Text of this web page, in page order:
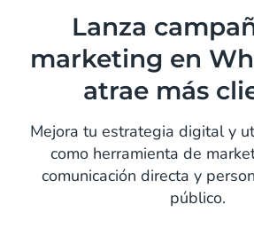
Lanza
marketing en
atrae más
Mejora tu estrategia digital y
como herramienta de
comunicación directa y
público.